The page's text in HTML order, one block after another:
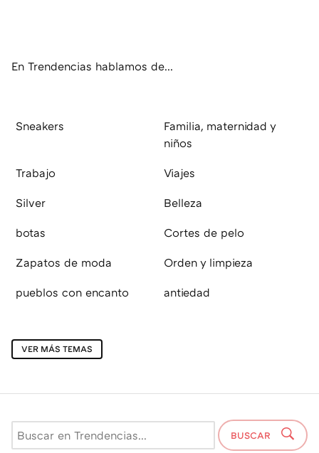
En Trendencias hablamos de...
Sneakers
Familia, maternidad y
niños
Trabajo Viajes
Silver Belleza
botas Cortes de pelo
Zapatos de moda Orden y limpieza
pueblos con encanto antiedad
VER MÁS TEMAS
BUSCAR